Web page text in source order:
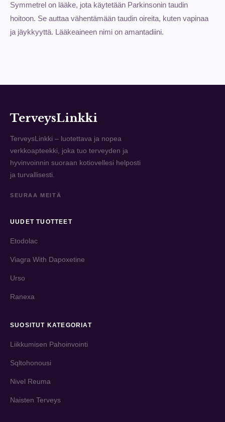
Symmetrel on lääke, jota käytetään Parkinsonin taudin
hoitoon. Se auttaa vähentämään taudin oireita, kuten vapinaa
ja jäykkyyttä. Lääkeaineen nimi on amantadiini.
TerveysLinkki
TerveysLinkki – luotettava ja nopea
verkkoapteekki, joka tuo terveyden ja
hyvinvoinnin suoraan kotiovellesi helposti
ja turvallisesti.
SEURAA MEITÄ
UUDET TUOTTEET
Etodolac
Viagra With Dapoxetine
Urso
Ranexa
SUOSITUT KATEGORIAT
Liikkumisen Pahoinvointi
Sqltohonousi
Nivel Reuma
Naisten Terveys